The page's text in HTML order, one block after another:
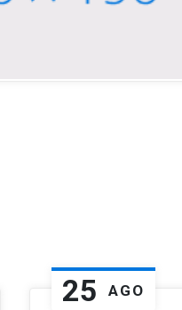
25 AGO